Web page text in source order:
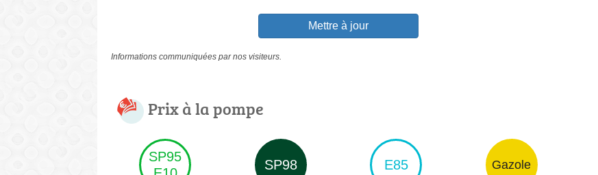
Mettre à jour
Informations communiquées par nos visiteurs.
Prix à la pompe
SP95
SP98 E85 Gazole